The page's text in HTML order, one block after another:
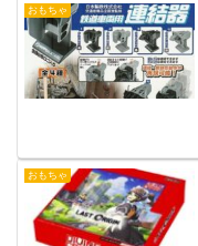
おもちゃ
おもちゃ